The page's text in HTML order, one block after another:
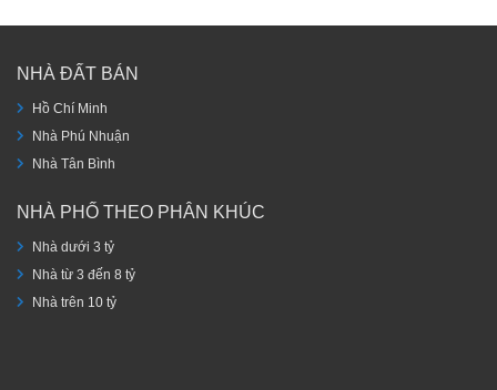
NHÀ ĐẤT BÁN
Hồ Chí Minh
Nhà Phú Nhuận
Nhà Tân Bình
NHÀ PHỐ THEO PHÂN KHÚC
Nhà dưới 3 tỷ
Nhà từ 3 đến 8 tỷ
Nhà trên 10 tỷ